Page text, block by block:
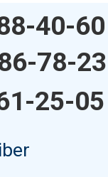
40-60
78-23
25-05